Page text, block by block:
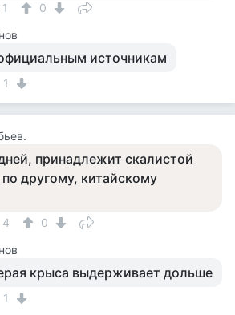
1
0
источникам
1
принадлежит скалистой
другому, китайскому
4
0
крыса выдерживает дольше
1